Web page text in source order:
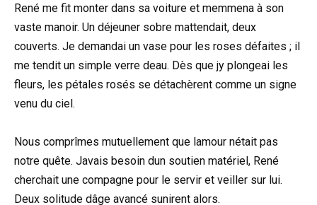
René me fit monter dans sa voiture et memmena à son
vaste manoir. Un déjeuner sobre mattendait, deux
couverts. Je demandai un vase pour les roses défaites ; il
me tendit un simple verre deau. Dès que jy plongeai les
fleurs, les pétales rosés se détachèrent comme un signe
venu du ciel.
Nous comprîmes mutuellement que lamour nétait pas
notre quête. Javais besoin dun soutien matériel, René
cherchait une compagne pour le servir et veiller sur lui.
Deux solitude dâge avancé sunirent alors.